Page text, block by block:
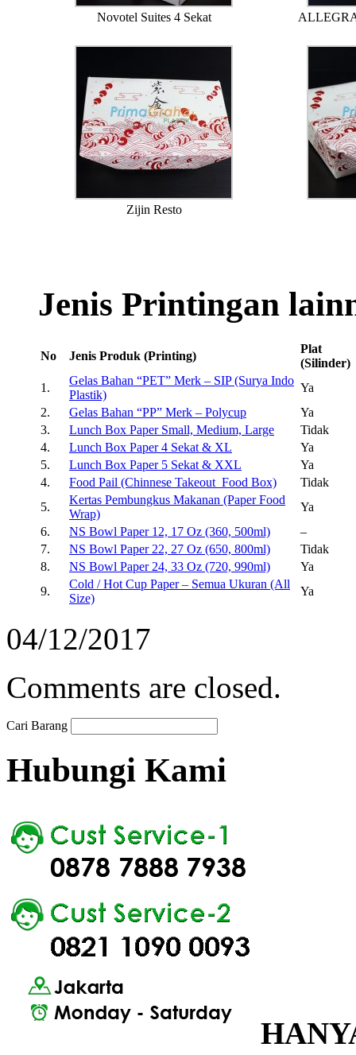
Novotel Suites 4 Sekat
Zijin Resto
Jenis Printingan
No Jenis Produk (Printing)
Plat
(Silinder)
1.
Gelas Bahan “PET” Merk – SIP (Surya Indo
Plastik)
Ya
2.
Gelas Bahan “PP” Merk – Polycup
Ya
3.
Lunch Box Paper Small, Medium, Large
Tidak
4.
Lunch Box Paper 4 Sekat & XL
Ya
5.
Lunch Box Paper 5 Sekat & XXL
Ya
4.
Food Pail (Chinnese Takeout Food Box)
Tidak
5.
Kertas Pembungkus Makanan (Paper Food
Wrap)
Ya
6.
NS Bowl Paper 12, 17 Oz (360, 500ml)
–
7.
NS Bowl Paper 22, 27 Oz (650, 800ml)
Tidak
8.
NS Bowl Paper 24, 33 Oz (720, 990ml)
Ya
9.
Cold / Hot Cup Paper – Semua Ukuran (All
Size)
Ya
04/12/2017
Comments are closed.
Cari Barang
Hubungi Kami